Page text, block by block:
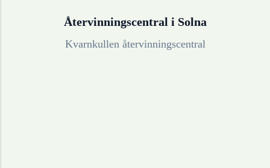
Återvinningscentral i Solna
Kvarnkullen återvinningscentral